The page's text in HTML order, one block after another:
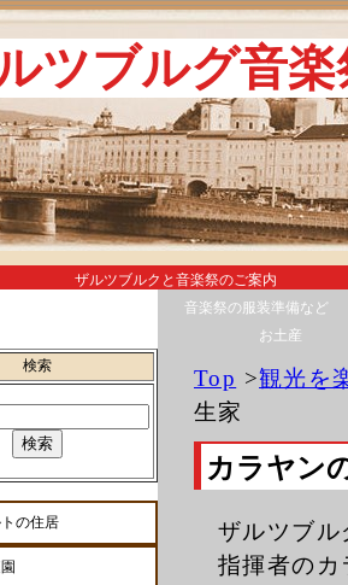
ツブルグ音
ザルツブルクと音楽祭のご案内
音楽祭の服装準備など
お土産
Top >観光を
生家
カラヤン
ザルツブル
指揮者のカ
検索
の住居